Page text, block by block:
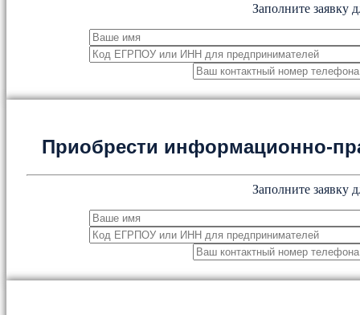
Заполните заявку
Приобрести информационно-
Заполните заявку